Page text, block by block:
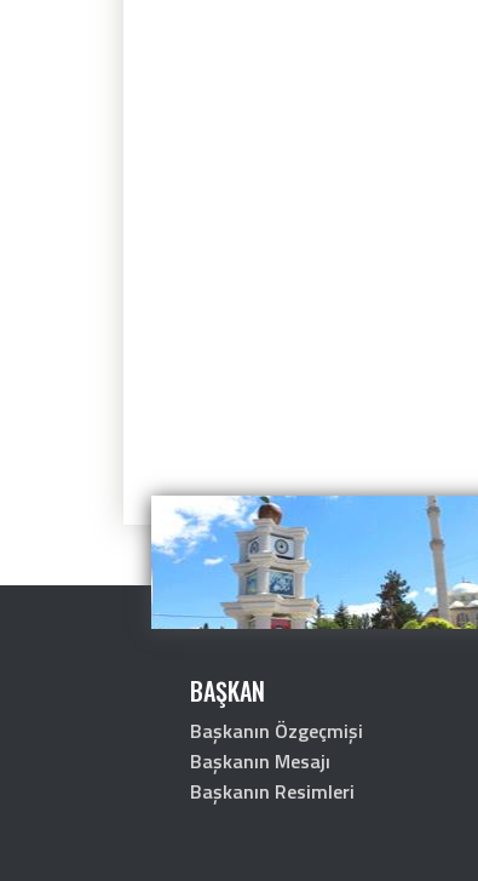
BAŞKAN
Başkanın Özgeçmişi
Başkanın Mesajı
Başkanın Resimleri